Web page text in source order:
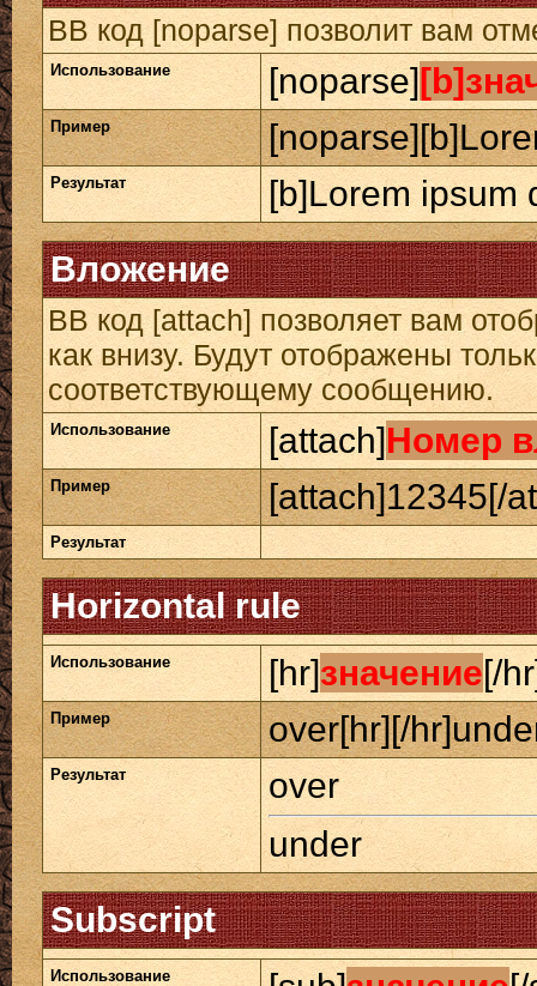
BB код [noparse] позволит вам
Использование [noparse]
Пример
Результат
[b]Lorem ipsum
Вложение
BB код [attach] позволяет вам
как внизу. Будут отображены
соответствующему сообщению.
Использование [attach]Номер
Пример [attach]12345[/
Результат
Horizontal rule
Использование [hr]значение[/
Пример over[hr][/
Результат
over
under
Subscript
Использование